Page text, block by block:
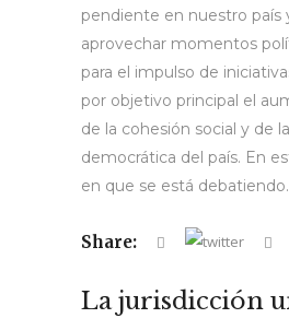
pendiente en nuestro país
aprovechar momentos
para el impulso de
por objetivo principal el
de la cohesión social y de
democrática del país. En
en que se está
Share:
La jurisdicción